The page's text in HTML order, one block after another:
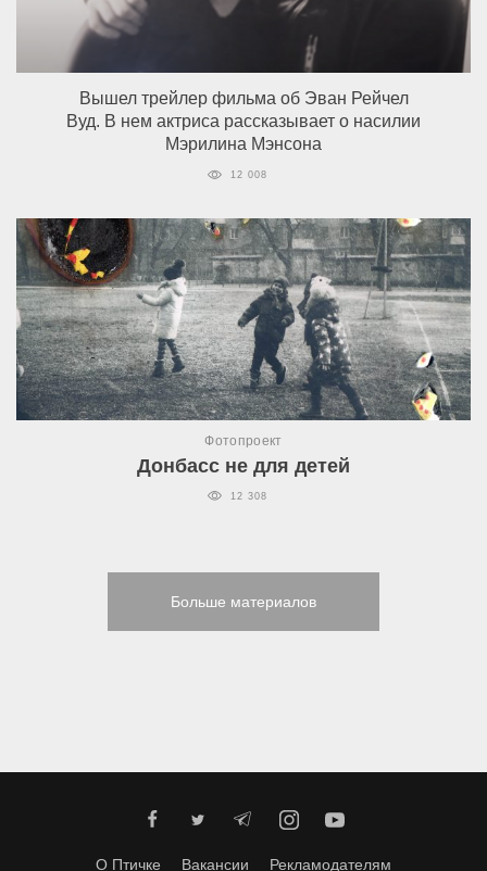
Вышел трейлер фильма об Эван Рейчел
Вуд. В нем актриса рассказывает о насилии
Мэрилина Мэнсона
12 008
Фотопроект
Донбасс не для детей
12 308
Больше материалов
О Птичке Вакансии Рекламодателям